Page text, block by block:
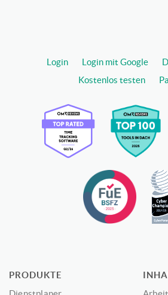
Login Login mit Google
Kostenlos testen
PRODUKTE